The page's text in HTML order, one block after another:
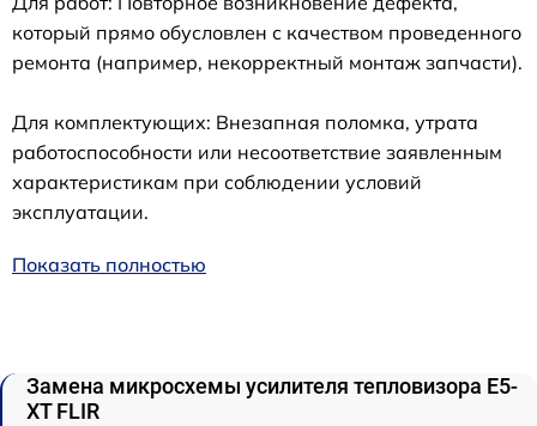
который прямо обусловлен с качеством проведенного
ремонта (например, некорректный монтаж запчасти).
Для комплектующих: Внезапная поломка, утрата
работоспособности или несоответствие заявленным
характеристикам при соблюдении условий
эксплуатации.
Показать полностью
Замена микросхемы усилителя тепловизора E5-
XT FLIR